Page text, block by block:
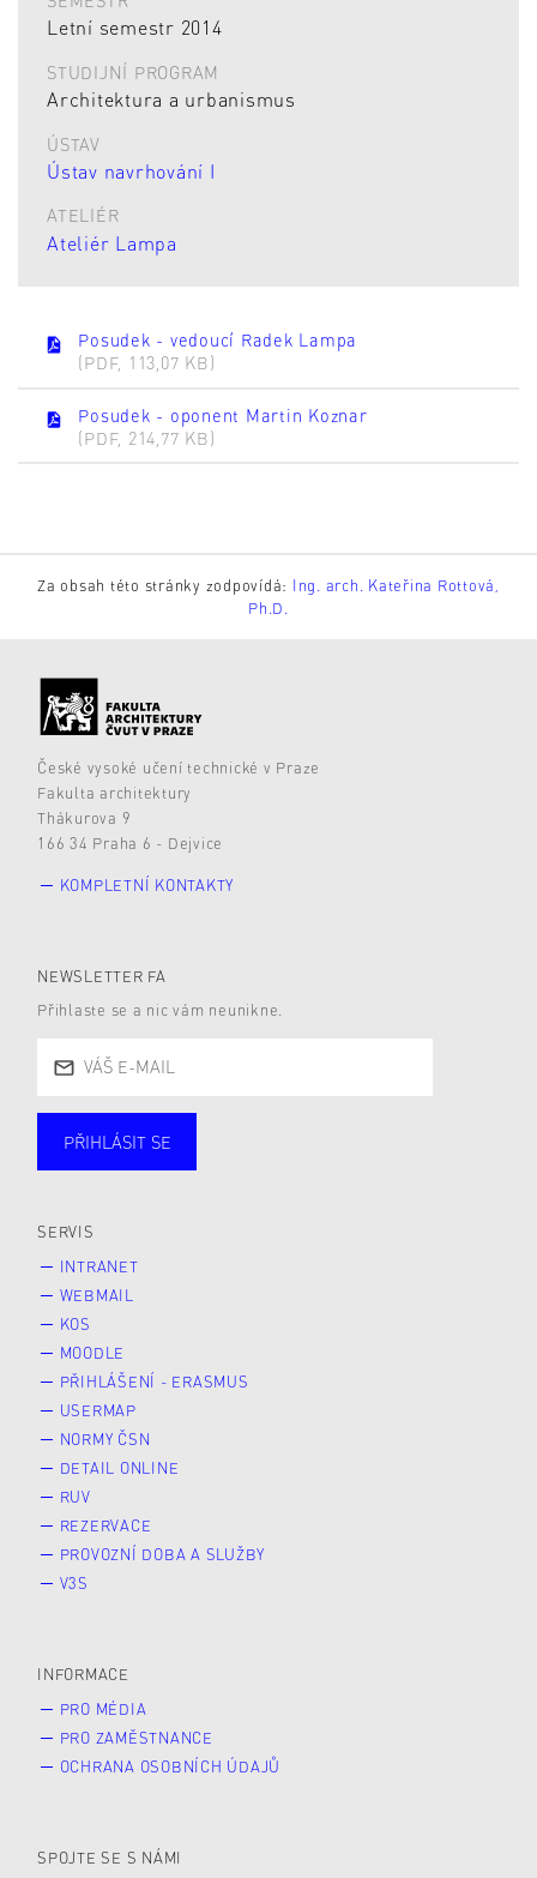
Letní semestr 2014
STUDIJNÍ PROGRAM
Architektura a urbanismus
ÚSTAV
Ústav navrhování I
ATELIÉR
Ateliér Lampa
Posudek - vedoucí Radek Lampa
(PDF, 113,07 KB)
Posudek - oponent Martin Koznar
(PDF, 214,77 KB)
Za obsah této stránky zodpovídá: Ing. arch. Kateřina Rottová,
Ph.D.
České vysoké učení technické v Praze
Fakulta architektury
Thákurova 9
166 34 Praha 6 - Dejvice
KOMPLETNÍ KONTAKTY
NEWSLETTER FA
Přihlaste se a nic vám neunikne.
PŘIHLÁSIT SE
SERVIS
INTRANET
WEBMAIL
KOS
MOODLE
PŘIHLÁŠENÍ - ERASMUS
USERMAP
NORMY ČSN
DETAIL ONLINE
RUV
REZERVACE
PROVOZNÍ DOBA A SLUŽBY
V3S
INFORMACE
PRO MÉDIA
PRO ZAMĚSTNANCE
OCHRANA OSOBNÍCH ÚDAJŮ
SPOJTE SE S NÁMI